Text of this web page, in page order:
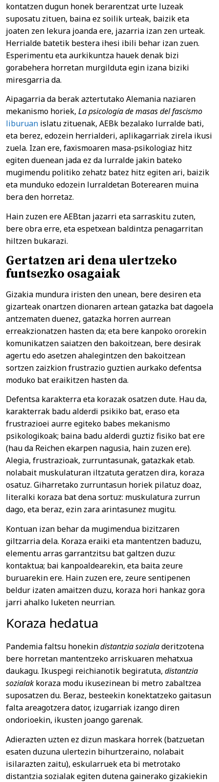
kontatzen dugun honek berarentzat urte luzeak
suposatu zituen, baina ez soilik urteak, baizik eta
joaten zen lekura joanda ere, jazarria izan zen urteak.
Herrialde batetik bestera ihesi ibili behar izan zuen.
Esperimentu eta aurkikuntza hauek denak bizi
gorabehera horretan murgilduta egin izana biziki
miresgarria da.
Aipagarria da berak aztertutako Alemania naziaren
mekanismo horiek, La psicología de masas del fascismo
liburuan islatu zituenak, AEBk bezalako lurralde bati,
eta berez, edozein herrialderi, aplikagarriak zirela ikusi
zuela. Izan ere, faxismoaren masa-psikologiaz hitz
egiten duenean jada ez da lurralde jakin bateko
mugimendu politiko zehatz batez hitz egiten ari, baizik
eta munduko edozein lurraldetan Boterearen muina
bera den horretaz.
Hain zuzen ere AEBtan jazarri eta sarraskitu zuten,
bere obra erre, eta espetxean baldintza penagarritan
hiltzen bukarazi.
Gertatzen ari dena ulertzeko
funtsezko osagaiak
Gizakia mundura iristen den unean, bere desiren eta
gizarteak onartzen dionaren artean gatazka bat dagoela
antzematen duenez, gatazka horren aurrean
erreakzionatzen hasten da; eta bere kanpoko ororekin
komunikatzen saiatzen den bakoitzean, bere desirak
agertu edo asetzen ahalegintzen den bakoitzean
sortzen zaizkion frustrazio guztien aurkako defentsa
moduko bat eraikitzen hasten da.
Defentsa karakterra eta korazak osatzen dute. Hau da,
karakterrak badu alderdi psikiko bat, eraso eta
frustrazioei aurre egiteko babes mekanismo
psikologikoak; baina badu alderdi guztiz fisiko bat ere
(hau da Reichen ekarpen nagusia, hain zuzen ere).
Alegia, frustrazioak, zurruntasunak, gatazkak etab.
nolabait muskulaturan iltzatuta geratzen dira, koraza
osatuz. Giharretako zurruntasun horiek pilatuz doaz,
literalki koraza bat dena sortuz: muskulatura zurrun
dago, eta beraz, ezin zara arintasunez mugitu.
Kontuan izan behar da mugimendua bizitzaren
giltzarria dela. Koraza eraiki eta mantentzen baduzu,
elementu arras garrantzitsu bat galtzen duzu:
kontaktua; bai kanpoaldearekin, eta baita zeure
buruarekin ere. Hain zuzen ere, zeure sentipenen
beldur izaten amaitzen duzu, koraza hori hankaz gora
jarri ahalko luketen neurrian.
Koraza hedatua
Pandemia faltsu honekindistantzia sozialaderitzotena
bere horretan mantentzeko arriskuaren mehatxua
daukagu. Ikuspegi reichianotik begiratuta, distantzia
sozialak koraza modu ikusezinean bi metro zabaltzea
suposatzen du. Beraz, besteekin konektatzeko gaitasun
falta areagotzera dator, izugarriak izango diren
ondorioekin, ikusten joango garenak.
Adierazten uzten ez dizun maskara horrek (batzuetan
esaten duzuna ulertezin bihurtzeraino, nolabait
isilarazten zaitu), eskularruek eta bi metrotako
distantzia sozialak egiten dutena gainerako gizakiekin